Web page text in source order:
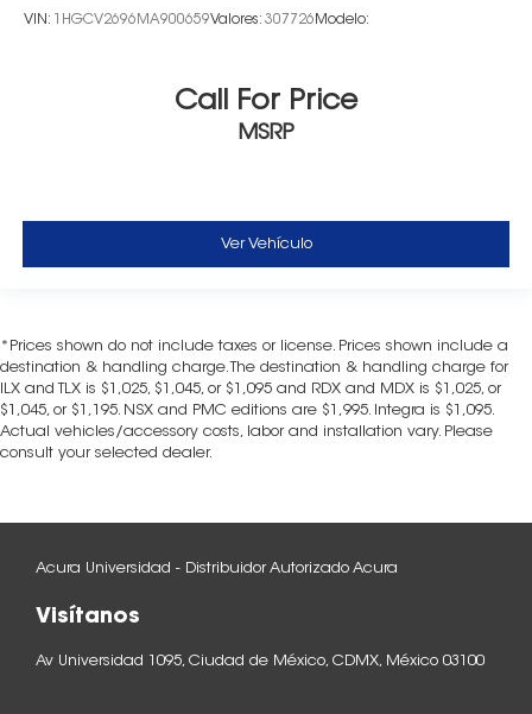
VIN: 1HGCV2696MA900659Valores: 307726 Modelo:
Call For Price
MSRP
Ver Vehículo
*Prices shown do not include taxes or license. Prices shown include a
destination & handling charge. The destination & handling charge for
ILX and TLX is $1,025, $1,045, or $1,095 and RDX and MDX is $1,025, or
$1,045, or $1,195. NSX and PMC editions are $1,995. Integra is $1,095.
Actual vehicles/accessory costs, labor and installation vary. Please
consult your selected dealer.
Acura Universidad - Distribuidor Autorizado Acura
Visítanos
Av Universidad 1095, Ciudad de México, CDMX, México 03100